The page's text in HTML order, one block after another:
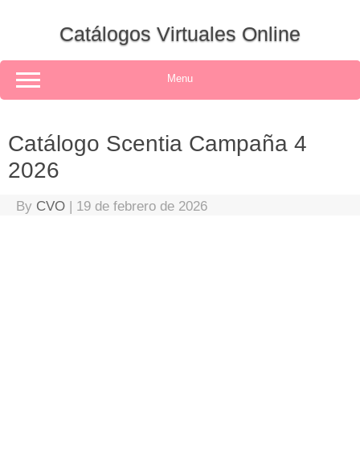
Catálogos Virtuales Online
Menu
Catálogo Scentia Campaña 4
2026
By CVO | 19 de febrero de 2026